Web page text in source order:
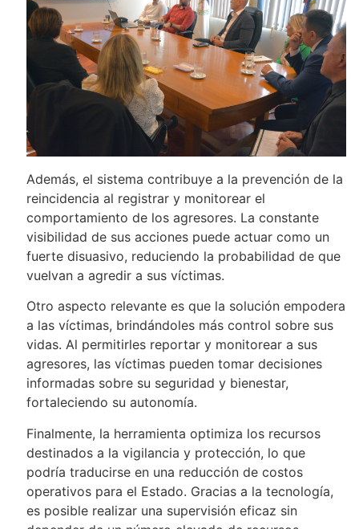
Además, el sistema contribuye a la prevención de la
reincidencia al registrar y monitorear el
comportamiento de los agresores. La constante
visibilidad de sus acciones puede actuar como un
fuerte disuasivo, reduciendo la probabilidad de que
vuelvan a agredir a sus víctimas.
Otro aspecto relevante es que la solución empodera
a las víctimas, brindándoles más control sobre sus
vidas. Al permitirles reportar y monitorear a sus
agresores, las víctimas pueden tomar decisiones
informadas sobre su seguridad y bienestar,
fortaleciendo su autonomía.
Finalmente, la herramienta optimiza los recursos
destinados a la vigilancia y protección, lo que
podría traducirse en una reducción de costos
operativos para el Estado. Gracias a la tecnología,
es posible realizar una supervisión eficaz sin